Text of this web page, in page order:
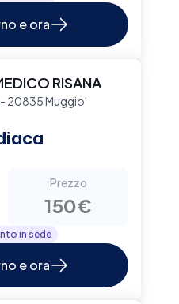
e ora
RISANA
- 20835 Muggio'
Prezzo
150€
in sede
e ora